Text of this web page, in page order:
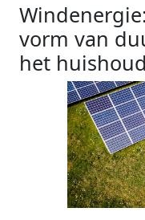
vorm van
het